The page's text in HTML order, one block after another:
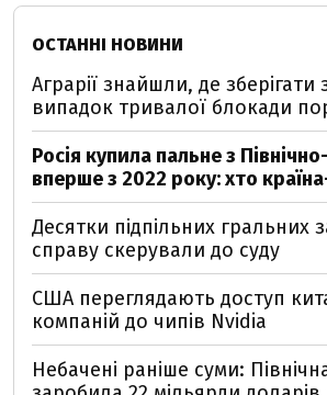
ОСТАННІ НОВИНИ
Аграрії знайшли, де зберігати
випадок тривалої блокади
Росія купила пальне з Північно-
вперше з 2022 року: хто
Десятки підпільних гральних
справу скерували до суду
США переглядають доступ
компаній до чипів Nvidia
Небачені раніше суми: